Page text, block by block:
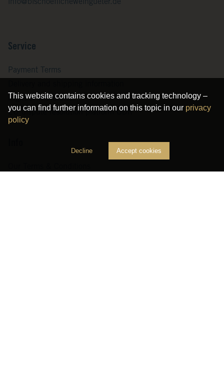
info@bischoeflicheweingueter.de
Service
Payment Terms
Right of withdrawal
EU dispute resolution platform ODR
This website contains cookies and tracking technology –
you can find further information on this topic in our privacy
policy
Decline Accept cookies